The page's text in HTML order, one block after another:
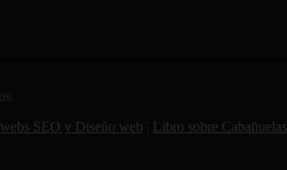
SEO y Diseño web Libro sobre Cabañuelas